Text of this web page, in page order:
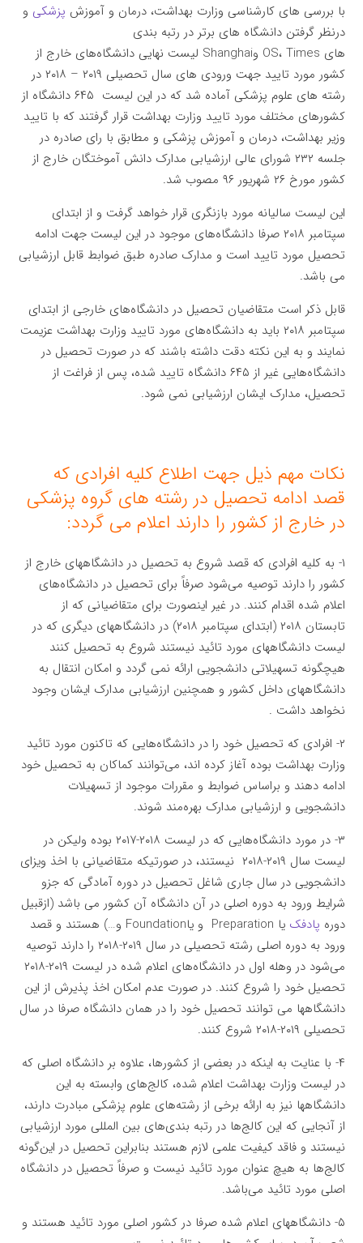
با بررسی های کارشناسی وزارت بهداشت، درمان و آموزش پزشکی و
درنظر گرفتن دانشگاه های برتر در رتبه بندی
های OS، Times وShanghai لیست نهایی دانشگاه‌های خارج از
کشور مورد تایید جهت ورودی های سال تحصیلی ۲۰۱۹ – ۲۰۱۸ در
رشته های علوم پزشکی آماده شد که در این لیست ۶۴۵ دانشگاه از
کشورهای مختلف مورد تایید وزارت بهداشت قرار گرفتند که با تایید
وزیر بهداشت، درمان و آموزش پزشکی و مطابق با رای صادره در
جلسه ۲۳۲ شورای عالی ارزشیابی مدارک دانش آموختگان خارج از
کشور مورخ ۲۶ شهریور ۹۶ مصوب شد.
این لیست سالیانه مورد بازنگری قرار خواهد گرفت و از ابتدای
سپتامبر ۲۰۱۸ صرفا دانشگاه‌های موجود در این لیست جهت ادامه
تحصیل مورد تایید است و مدارک صادره طبق ضوابط قابل ارزشیابی
می باشد.
قابل ذکر است متقاضیان تحصیل در دانشگاه‌های خارجی از ابتدای
سپتامبر ۲۰۱۸ باید به دانشگاه‌های مورد تایید وزارت بهداشت عزیمت
نمایند و به این نکته دقت داشته باشند که در صورت تحصیل در
دانشگاه‌هایی غیر از ۶۴۵ دانشگاه تایید شده، پس از فراغت از
تحصیل، مدارک ایشان ارزشیابی نمی شود.
نکات مهم ذیل جهت اطلاع کلیه افرادی که
قصد ادامه تحصیل در رشته های گروه پزشکی
در خارج از کشور را دارند اعلام می گردد:
۱- به کلیه افرادی که قصد شروع به تحصیل در دانشگاههای خارج از
کشور را دارند توصیه می‌شود صرفاً برای تحصیل در دانشگاه‌های
اعلام شده اقدام کنند. در غیر اینصورت برای متقاضیانی که از
تابستان ۲۰۱۸ (ابتدای سپتامبر ۲۰۱۸) در دانشگاههای دیگری که در
لیست دانشگاههای مورد تائید نیستند شروع به تحصیل کنند
هیچگونه تسهیلاتی دانشجویی ارائه نمی گردد و امکان انتقال به
دانشگاههای داخل کشور و همچنین ارزشیابی مدارک ایشان وجود
نخواهد داشت .
۲- افرادی که تحصیل خود را در دانشگاه‌هایی که تاکنون مورد تائید
وزارت بهداشت بوده آغاز کرده اند، می‌توانند کماکان به تحصیل خود
ادامه دهند و براساس ضوابط و مقررات موجود از تسهیلات
دانشجویی و ارزشیابی مدارک بهره‌مند شوند.
۳- در مورد دانشگاه‌هایی که در لیست ۲۰۱۸-۲۰۱۷ بوده ولیکن در
لیست سال ۲۰۱۹-۲۰۱۸ نیستند، در صورتیکه متقاضیانی با اخذ ویزای
دانشجویی در سال جاری شاغل تحصیل در دوره آمادگی که جزو
شرایط ورود به دوره اصلی در آن دانشگاه آن کشور می باشد (ازقبیل
دوره پادفک
یا Preparation و یاFoundation و…) هستند و قصد
ورود به دوره اصلی رشته تحصیلی در سال ۲۰۱۹-۲۰۱۸ را دارند توصیه
می‌شود در وهله اول در دانشگاه‌های اعلام شده در لیست ۲۰۱۹-۲۰۱۸
تحصیل خود را شروع کنند. در صورت عدم امکان اخذ پذیرش از این
دانشگاهها می توانند تحصیل خود را در همان دانشگاه صرفا در سال
تحصیلی ۲۰۱۹-۲۰۱۸ شروع کنند.
۴- با عنایت به اینکه در بعضی از کشورها، علاوه بر دانشگاه اصلی که
در لیست وزارت بهداشت اعلام شده، کالج‌های وابسته به این
دانشگاهها نیز به ارائه برخی از رشته‌های علوم پزشکی مبادرت دارند،
از آنجایی که این کالج‌ها در رتبه بندی‌های بین المللی مورد ارزشیابی
نیستند و فاقد کیفیت علمی لازم هستند بنابراین تحصیل در این‌گونه
کالج‌ها به هیچ عنوان مورد تائید نیست و صرفاً تحصیل در دانشگاه
اصلی مورد تائید می‌باشد.
۵- دانشگاههای اعلام شده صرفا در کشور اصلی مورد تائید هستند و